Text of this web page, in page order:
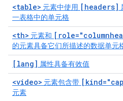
<table> 元素中使用 [headers]
一表格中的单元格
<th> 元素和
的元素具备它们所描述的数据单元
[lang] 属性具备有效值
<video> 元素包含带
元素